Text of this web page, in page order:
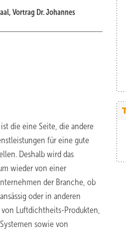
Vortrag Dr. Johannes
die eine Seite, die andere
für eine gute
Deshalb wird das
wieder von einer
der Branche, ob
oder in anderen
Luftdichtheits-Produkten,
sowie von